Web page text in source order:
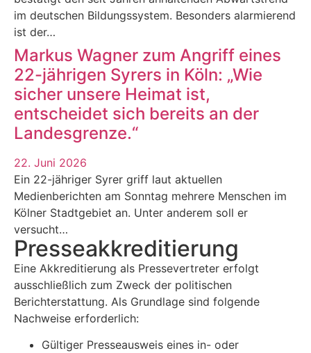
im deutschen Bildungssystem. Besonders alarmierend
ist der…
Markus Wagner zum Angriff eines
22-jährigen Syrers in Köln: „Wie
sicher unsere Heimat ist,
entscheidet sich bereits an der
Landesgrenze.“
22. Juni 2026
Ein 22-jähriger Syrer griff laut aktuellen
Medienberichten am Sonntag mehrere Menschen im
Kölner Stadtgebiet an. Unter anderem soll er
versucht…
Presse­akkreditierung
Eine Akkreditierung als Pressevertreter erfolgt
ausschließlich zum Zweck der politischen
Berichterstattung. Als Grundlage sind folgende
Nachweise erforderlich:
Gültiger Presseausweis eines in- oder